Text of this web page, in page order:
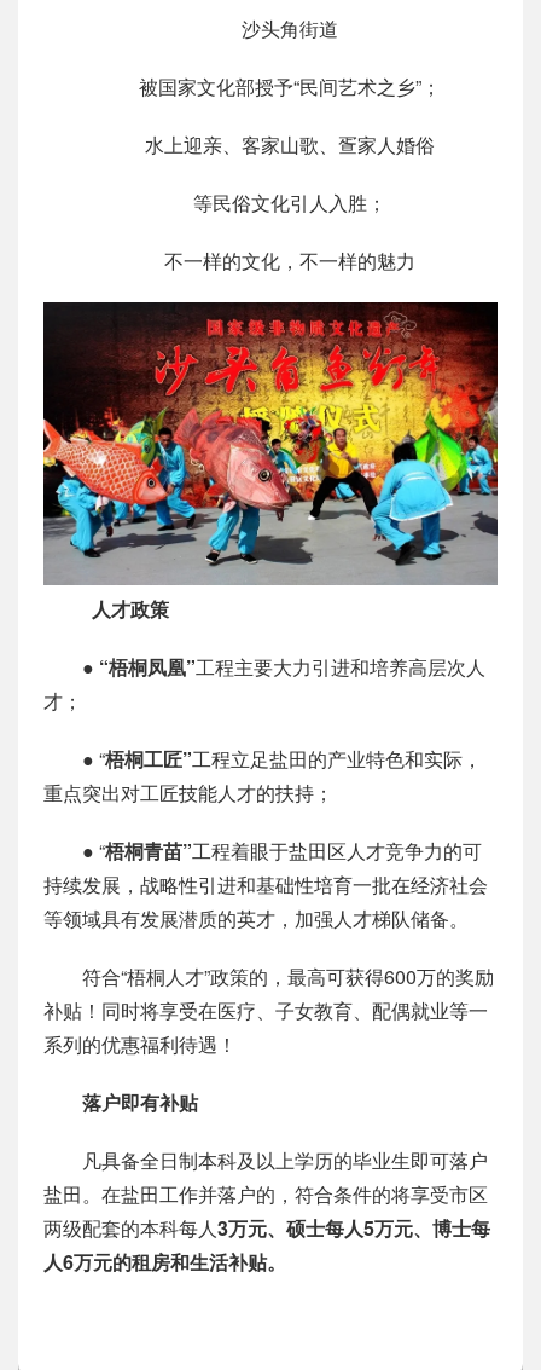
沙头角街道
被国家文化部授予“民间艺术之乡”；
水上迎亲、客家山歌、疍家人婚俗
等民俗文化引人入胜；
不一样的文化，不一样的魅力
人才政策
● “梧桐凤凰”工程主要大力引进和培养高层次人
才；
● “梧桐工匠”工程立足盐田的产业特色和实际，
重点突出对工匠技能人才的扶持；
● “梧桐青苗”工程着眼于盐田区人才竞争力的可
持续发展，战略性引进和基础性培育一批在经济社会
等领域具有发展潜质的英才，加强人才梯队储备。
符合“梧桐人才”政策的，最高可获得600万的奖励
补贴！同时将享受在医疗、子女教育、配偶就业等一
系列的优惠福利待遇！
落户即有补贴
凡具备全日制本科及以上学历的毕业生即可落户
盐田。在盐田工作并落户的，符合条件的将享受市区
两级配套的本科每人3万元、硕士每人5万元、博士每
人6万元的租房和生活补贴。